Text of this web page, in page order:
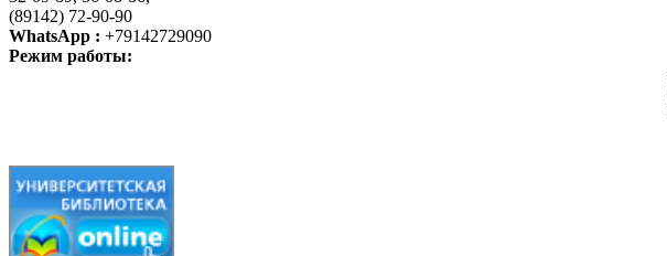
(89142) 72-90-90
WhatsApp : +79142729090
Режим работы: